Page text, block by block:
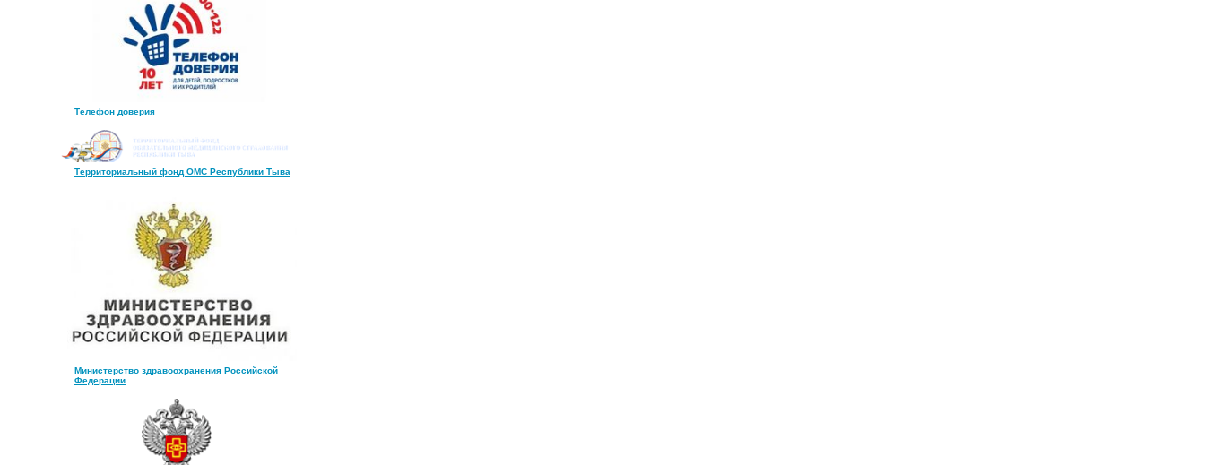
Телефон доверия
Территориальный фонд ОМС Республики Тыва
Министерство здравоохранения Российской
Федерации